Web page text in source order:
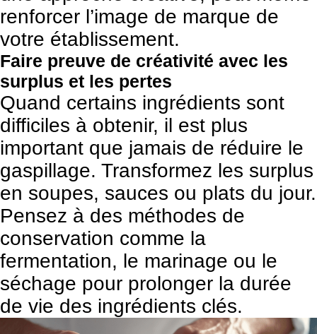
renforcer l’image de marque de
votre établissement.
Faire preuve de créativité avec les
surplus et les pertes
Quand certains ingrédients sont
difficiles à obtenir, il est plus
important que jamais de réduire le
gaspillage. Transformez les surplus
en soupes, sauces ou plats du jour.
Pensez à des méthodes de
conservation comme la
fermentation, le marinage ou le
séchage pour prolonger la durée
de vie des ingrédients clés.